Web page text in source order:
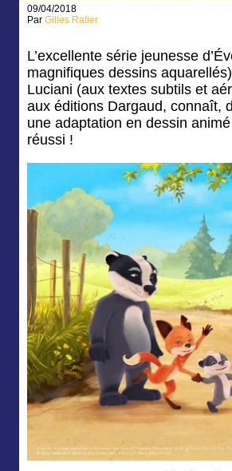
09/04/2018
Par Gilles Ratier
L’excellente série jeunesse
magnifiques dessins
Luciani (aux textes subtils et
aux éditions Dargaud, connaît,
une adaptation en dessin
réussi !